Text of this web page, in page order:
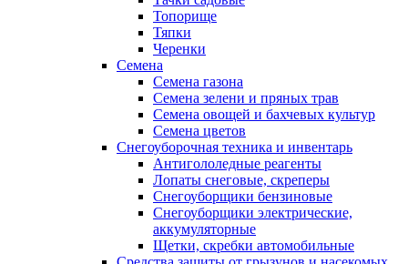
Топорище
Тяпки
Черенки
Семена
Семена газона
Семена зелени и пряных трав
Семена овощей и бахчевых культур
Семена цветов
Снегоуборочная техника и инвентарь
Антигололедные реагенты
Лопаты снеговые, скреперы
Снегоуборщики бензиновые
Снегоуборщики электрические,
аккумуляторные
Щетки, скребки автомобильные